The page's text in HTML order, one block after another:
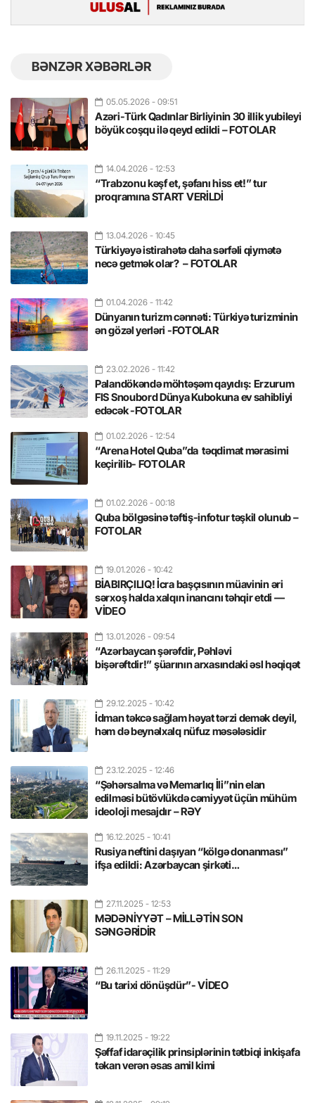
BƏNZƏR XƏBƏRLƏR
05.05.2026 - 09:51
Azəri-Türk Qadınlar Birliyinin 30 illik yubileyi
böyük coşqu ilə qeyd edildi – FOTOLAR
14.04.2026 - 12:53
“Trabzonu kəşf et, şəfanı hiss et!” tur
proqramına START VERİLDİ
13.04.2026 - 10:45
Türkiyəyə istirahətə daha sərfəli qiymətə
necə getmək olar? – FOTOLAR
01.04.2026 - 11:42
Dünyanın turizm cənnəti: Türkiyə turizminin
ən gözəl yerləri -FOTOLAR
23.02.2026 - 11:42
Palandökəndə möhtəşəm qayıdış: Erzurum
FIS Snoubord Dünya Kubokuna ev sahibliyi
edəcək -FOTOLAR
01.02.2026 - 12:54
“Arena Hotel Quba”da təqdimat mərasimi
keçirilib- FOTOLAR
01.02.2026 - 00:18
Quba bölgəsinə təftiş-infotur təşkil olunub –
FOTOLAR
19.01.2026 - 10:42
BİABIRÇILIQ! İcra başçısının müavinin əri
sərxoş halda xalqın inancını təhqir etdi —
VİDEO
13.01.2026 - 09:54
“Azərbaycan şərəfdir, Pəhləvi
bişərəftdir!” şüarının arxasındaki əsl həqiqət
29.12.2025 - 10:42
İdman təkcə sağlam həyat tərzi demək deyil,
həm də beynəlxalq nüfuz məsələsidir
23.12.2025 - 12:46
“Şəhərsalma və Memarlıq İli”nin elan
edilməsi bütövlükdə cəmiyyət üçün mühüm
ideoloji mesajdır – RƏY
16.12.2025 - 10:41
Rusiya neftini daşıyan “kölgə donanması”
ifşa edildi: Azərbaycan şirkəti…
27.11.2025 - 12:53
MƏDƏNİYYƏT – MİLLƏTİN SON
SƏNGƏRİDİR
26.11.2025 - 11:29
“Bu tarixi dönüşdür”- VİDEO
19.11.2025 - 19:22
Şəffaf idarəçilik prinsiplərinin tətbiqi inkişafa
təkan verən əsas amil kimi